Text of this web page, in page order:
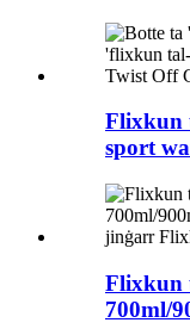
Flixkun
sport
Flixkun
700ml/